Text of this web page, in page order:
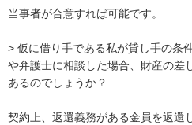
当事者が合意すれば可能です。
> 仮に借り手である私が貸し手の条
や弁護士に相談した場合、財産の差
あるのでしょうか？
契約上、返還義務がある金員を返還